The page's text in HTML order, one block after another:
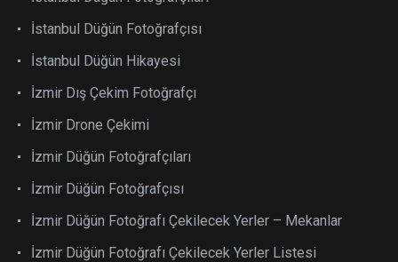
İstanbul Düğün Fotoğrafçısı
İstanbul Düğün Hikayesi
İzmir Dış Çekim Fotoğrafçı
İzmir Drone Çekimi
İzmir Düğün Fotoğrafçıları
İzmir Düğün Fotoğrafçısı
İzmir Düğün Fotoğrafı Çekilecek Yerler – Mekanlar
İzmir Düğün Fotoğrafı Çekilecek Yerler Listesi